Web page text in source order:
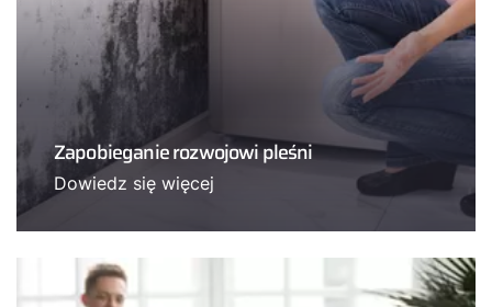
Zapobieganie rozwojowi pleśni
Dowiedz się więcej